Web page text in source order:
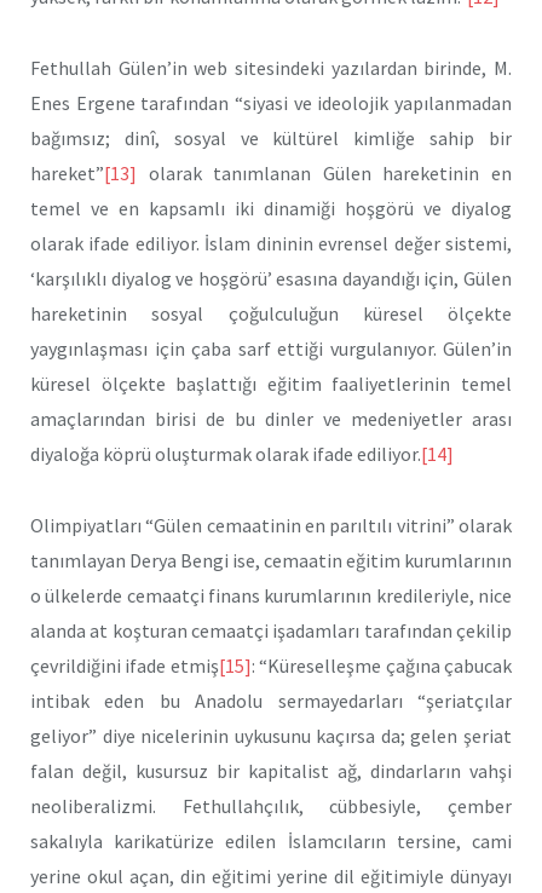
Fethullah Gülen’in web sitesindeki yazılardan birinde, M.
Enes Ergene tarafından “siyasi ve ideolojik yapılanmadan
bağımsız; dinî, sosyal ve kültürel kimliğe sahip bir
hareket”[13] olarak tanımlanan Gülen hareketinin en
temel ve en kapsamlı iki dinamiği hoşgörü ve diyalog
olarak ifade ediliyor. İslam dininin evrensel değer sistemi,
‘karşılıklı diyalog ve hoşgörü’ esasına dayandığı için, Gülen
hareketinin sosyal çoğulculuğun küresel ölçekte
yaygınlaşması için çaba sarf ettiği vurgulanıyor. Gülen’in
küresel ölçekte başlattığı eğitim faaliyetlerinin temel
amaçlarından birisi de bu dinler ve medeniyetler arası
diyaloğa köprü oluşturmak olarak ifade ediliyor.[14]
Olimpiyatları “Gülen cemaatinin en parıltılı vitrini” olarak
tanımlayan Derya Bengi ise, cemaatin eğitim kurumlarının
o ülkelerde cemaatçi finans kurumlarının kredileriyle, nice
alanda at koşturan cemaatçi işadamları tarafından çekilip
çevrildiğini ifade etmiş[15]: “Küreselleşme çağına çabucak
intibak eden bu Anadolu sermayedarları “şeriatçılar
geliyor” diye nicelerinin uykusunu kaçırsa da; gelen şeriat
falan değil, kusursuz bir kapitalist ağ, dindarların vahşi
neoliberalizmi. Fethullahçılık, cübbesiyle, çember
sakalıyla karikatürize edilen İslamcıların tersine, cami
yerine okul açan, din eğitimi yerine dil eğitimiyle dünyayı